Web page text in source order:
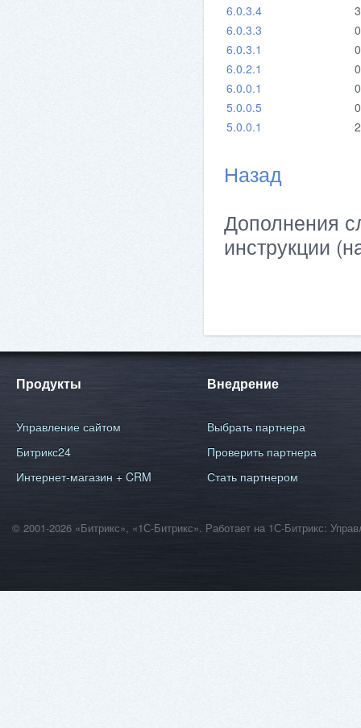
6.0.3.4
6.0.3.3
6.0.3.1
6.0.2.1
6.0.0.1
5.0.0.5
5.0.0.1
Назад
Дополнения
инструкции
Продукты
Управление сайтом
Битрикс24
Интернет-магазин + CRM
Внедрение
Выбрать партнера
Проверить партнера
Стать партнером
© 2001-2026 «Битрикс», «1С-Битрикс». Работает на 1С-Битрикс: